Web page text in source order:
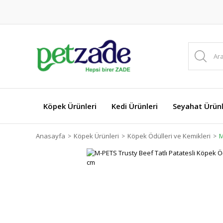
Köpek Ürünleri Kedi Ürünleri Seyahat
Anasayfa Köpek Ürünleri Köpek Ödülleri ve Kemikleri